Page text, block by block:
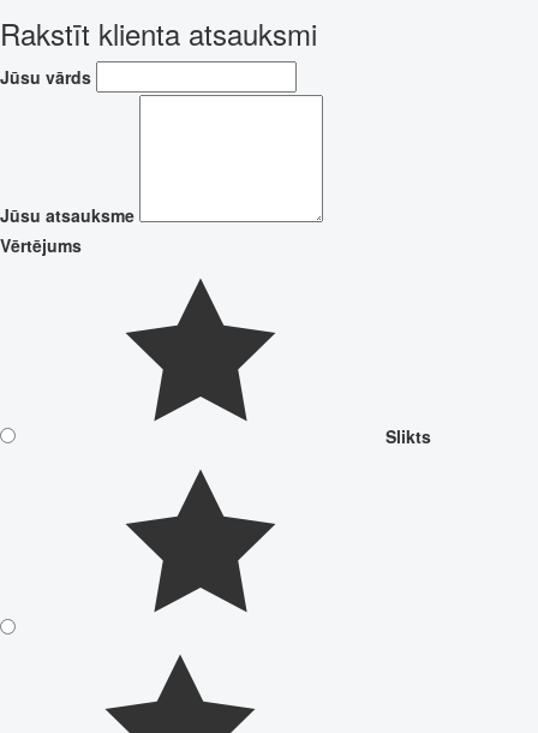
Rakstīt klienta atsauksmi
Jūsu vārds
Jūsu atsauksme
Vērtējums
Slikts